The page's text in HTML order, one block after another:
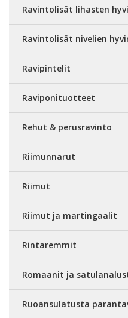
Ravintolisät lihasten
Ravintolisät nivelien
Ravipintelit
Raviponituotteet
Rehut & perusravinto
Riimunnarut
Riimut
Riimut ja martingaalit
Rintaremmit
Romaanit ja
Ruoansulatusta